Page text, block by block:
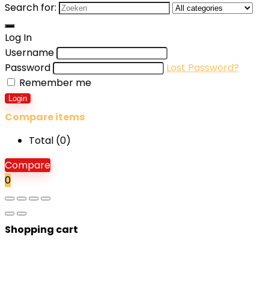
Search for:
Log In
Username
Password
Lost Password?
Remember me
Login
Compare items
Total (0)
Compare
0
Shopping cart